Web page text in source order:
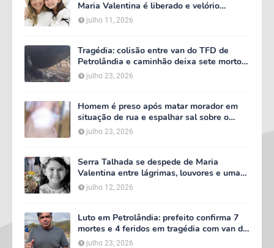
Maria Valentina é liberado e velório
começa às 5h deste domingo
julho 11, 2026
Tragédia: colisão entre van do TFD de
Petrolândia e caminhão deixa sete mortos
em Floresta
julho 23, 2026
Homem é preso após matar morador em
situação de rua e espalhar sal sobre o
corpo em Serra Talhada
julho 23, 2026
Serra Talhada se despede de Maria
Valentina entre lágrimas, louvores e uma
multidão que caminhou ao lado da família
julho 12, 2026
Luto em Petrolândia: prefeito confirma 7
mortes e 4 feridos em tragédia com van do
TFD e decreta três dias de luto oficial
julho 23, 2026